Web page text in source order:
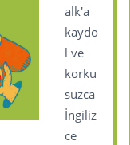
alk'a
kaydo
l ve
korku
suzca
İngiliz
ce